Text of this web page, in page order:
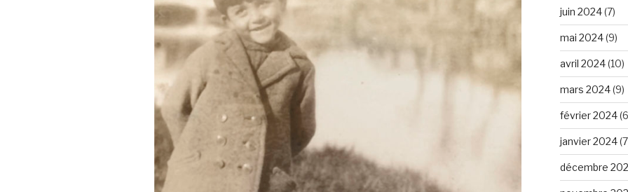
juin 2024(7)
mai 2024(9)
avril 2024(10)
mars 2024(9)
février 2024
janvier 2024
décembre